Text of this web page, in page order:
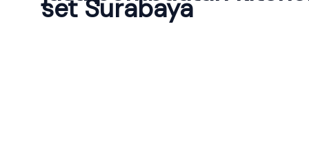
set Surabaya